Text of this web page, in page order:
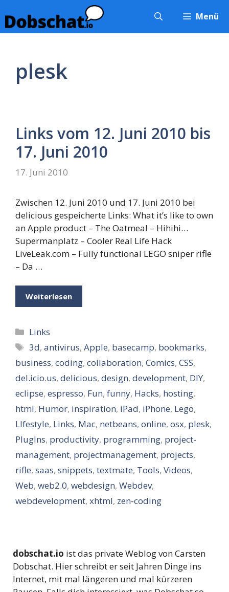
Inhalt
springen
Menü
plesk
Links vom 12. Juni 2010 bis
17. Juni 2010
17. Juni 2010
Zwischen 12. Juni 2010 und 17. Juni 2010 bei
delicious gespeicherte Links: What it’s like to own
an Apple product – The Oatmeal – Hihihi…
Supermanplatz – Cooler Real Life Hack
LiveLeak.com – Fully functional LEGO sniper rifle
– Da …
Weiterlesen
Kategorien
Links
Schlagwörter
3d,antivirus,Apple, basecamp, bookmarks,
business, coding, collaboration, Comics, CSS,
del.icio.us, delicious, design, development, DIY,
eclipse, espresso, Fun, funny, Hacks, hosting,
html, Humor, inspiration, iPad, iPhone, Lego,
LIfestyle, Links, Mac, netbeans, online, osx, plesk,
PlugIns, productivity, programming, project-
management, projectmanagement, projects,
rifle, saas, snippets, textmate, Tools, Videos,
Web, web2.0, webdesign, Webdev,
webdevelopment, xhtml, zen-coding
dobschat.io ist das private Weblog von Carsten
Dobschat. Hier schreibt er seit Jahren Dinge ins
Internet, mit mal längeren und mal kürzeren